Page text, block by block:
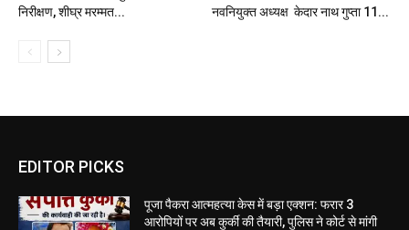
निरीक्षण, शीघ्र मरम्मत...
नवनियुक्त अध्यक्ष केदार नाथ गुप्ता 11...
EDITOR PICKS
पूजा पैकरा आत्महत्या केस में बड़ा एक्शन: फरार 3
आरोपियों पर अब कुर्की की तैयारी, पुलिस ने कोर्ट से मांगी